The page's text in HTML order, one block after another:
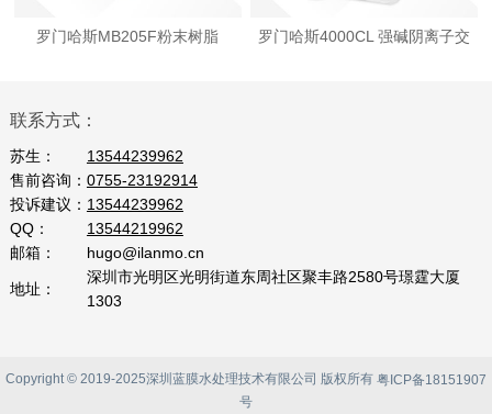
罗门哈斯MB205F粉末树脂
罗门哈斯4000CL 强碱阴离子交
联系方式：
苏生：
13544239962
售前咨询： 0755-23192914
投诉建议： 13544239962
QQ：
13544219962
邮箱：
hugo@ilanmo.cn
地址：
深圳市光明区光明街道东周社区聚丰路2580号璟霆大厦
1303
Copyright © 2019-2025深圳蓝膜水处理技术有限公司 版权所有 粤ICP备18151907
号